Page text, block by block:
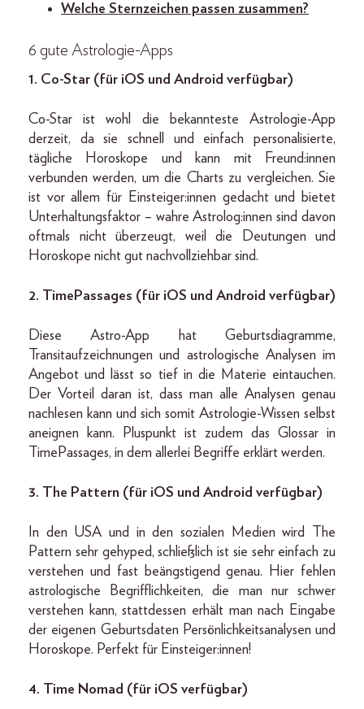
Welche Sternzeichen passen zusammen?
6 gute Astrologie-Apps
1. Co-Star (für iOS und Android verfügbar)
Co-Star ist wohl die bekannteste Astrologie-App
derzeit, da sie schnell und einfach personalisierte,
tägliche Horoskope und kann mit Freund:innen
verbunden werden, um die Charts zu vergleichen. Sie
ist vor allem für Einsteiger:innen gedacht und bietet
Unterhaltungsfaktor – wahre Astrolog:innen sind davon
oftmals nicht überzeugt, weil die Deutungen und
Horoskope nicht gut nachvollziehbar sind.
2. TimePassages (für iOS und Android verfügbar)
Diese Astro-App hat Geburtsdiagramme,
Transitaufzeichnungen und astrologische Analysen im
Angebot und lässt so tief in die Materie eintauchen.
Der Vorteil daran ist, dass man alle Analysen genau
nachlesen kann und sich somit Astrologie-Wissen selbst
aneignen kann. Pluspunkt ist zudem das Glossar in
TimePassages, in dem allerlei Begriffe erklärt werden.
3. The Pattern (für iOS und Android verfügbar)
In den USA und in den sozialen Medien wird The
Pattern sehr gehyped, schließlich ist sie sehr einfach zu
verstehen und fast beängstigend genau. Hier fehlen
astrologische Begrifflichkeiten, die man nur schwer
verstehen kann, stattdessen erhält man nach Eingabe
der eigenen Geburtsdaten Persönlichkeitsanalysen und
Horoskope. Perfekt für Einsteiger:innen!
4. Time Nomad (für iOS verfügbar)